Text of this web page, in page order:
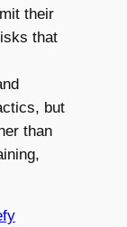
their
that
but
than